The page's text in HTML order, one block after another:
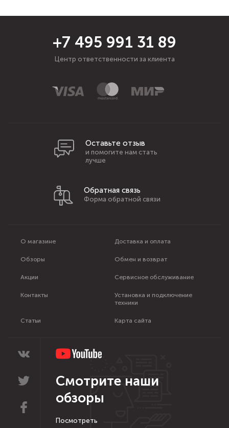
+7 495 991 31 89
Центр ответственности за клиента
О магазине Доставка и оплата
Обзоры Обмен и возврат
Акции Сервисное обслуживание
Контакты
Установка и подключение
техники
Статьи Карта сайта
Оставьте отзыв
и помогите нам стать
лучше
Обратная связь
Форма обратной связи
Смотрите наши
обзоры
Посмотреть